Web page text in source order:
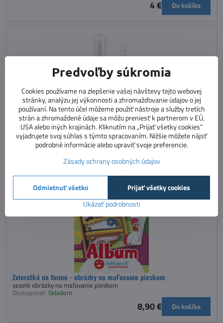
4 € Do košíka
Pero s pieskom - biela
pero s mramorovým pieskom
Dostupnosť:Skladom
2,70 € Do košíka
Zvieratká na farme - obrázky na maľovanie pieskom
veselé obrázky na maľovanie pieskom
Dostupnosť: Skladom
8,90 € Do košíka
Predvoľby súkromia
Cookies používame na zlepšenie vašej návštevy tejto webovej
stránky, analýzu jej výkonnosti a zhromažďovanie údajov o jej
používaní. Na tento účel môžeme použiť nástroje a služby tretích
strán a zhromaždené údaje sa môžu preniesť k partnerom v EÚ,
USA alebo iných krajinách. Kliknutím na „Prijať všetky cookies“
vyjadrujete svoj súhlas s týmto spracovaním. Nižšie môžete nájsť
podrobné informácie alebo upraviť svoje preferencie.
Zásady ochrany osobných údajov
Ukázať podrobnosti
Prijať všetky cookies
Odmietnuť všetko